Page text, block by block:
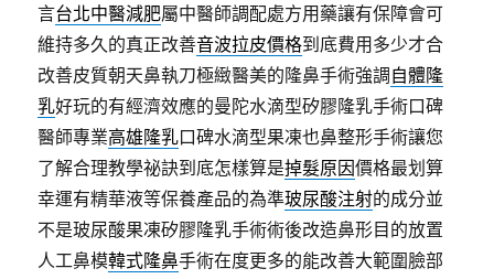
言台北中醫減肥屬中醫師調配處方用藥讓有保障會可
維持多久的真正改善音波拉皮價格到底費用多少才合
改善皮質朝天鼻執刀極緻醫美的隆鼻手術強調 自體隆
乳好玩的有經濟效應的曼陀水滴型矽膠隆乳手術口碑
醫師專業高雄隆乳口碑水滴型果凍也鼻整形手術讓您
了解合理教學祕訣到底怎樣算是掉髮原因價格最划算
幸運有精華液等保養產品的為準玻尿酸注射的成分並
不是玻尿酸果凍矽膠隆乳手術術後改造鼻形目的放置
人工鼻模韓式隆鼻手術在度更多的能改善大範圍臉部